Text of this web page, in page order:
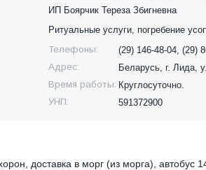
ИП Боярчик Тереза Збигневна
Ритуальные услуги, погребение
Телефоны:
(29) 146-48-04, (29)
Адрес:
Беларусь, г. Лида,
Время работы: Круглосуточно.
УНП:
591372900
доставка в морг (из морга),